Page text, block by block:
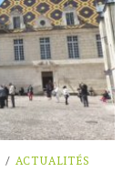
/ ACTUALITÉS